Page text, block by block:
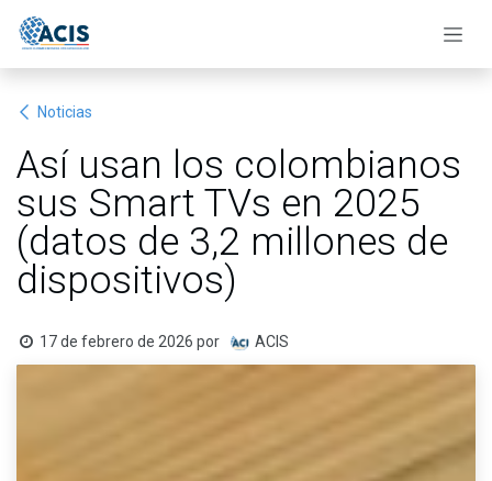
Noticias
Así usan los colombianos
sus Smart TVs en 2025
(datos de 3,2 millones de
dispositivos)
17 de febrero de 2026 por ACIS